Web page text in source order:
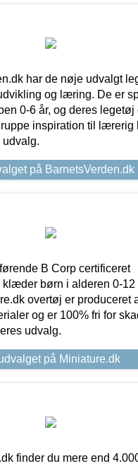
har de nøje udvalgt
og læring. De er
0-6 år, og deres legetøj
inspiration til lærerig
udvalg.
på BarnetsVerden.dk
B Corp certificeret
børn i alderen 0-12
overtøj er produceret
og er 100% fri for
udvalg.
på Miniature.dk
finder du mere end